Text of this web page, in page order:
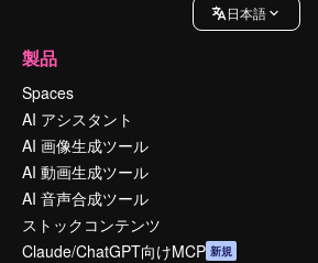
日本語
製品
Spaces
AI アシスタント
AI 画像生成ツール
AI 動画生成ツール
AI 音声合成ツール
ストックコンテンツ
Claude/ChatGPT向けMCP 新規